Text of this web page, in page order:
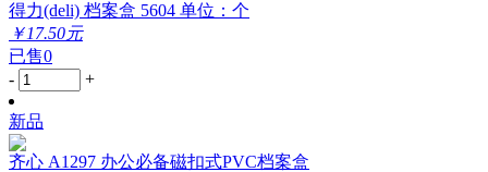
得力(deli) 档案盒 5604 单位：个
￥17.50元
已售0
-
+
新品
齐心 A1297 办公必备磁扣式PVC档案盒